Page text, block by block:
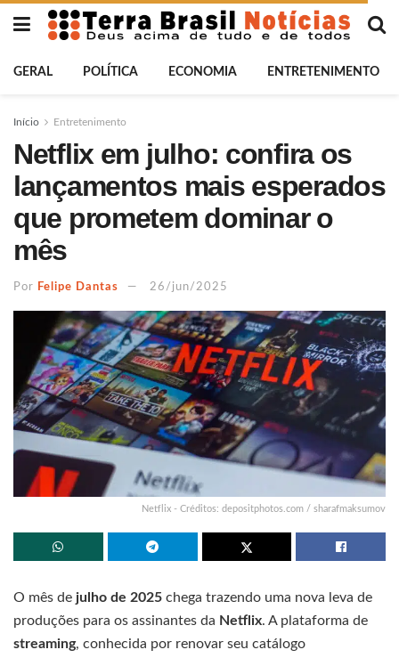
GERAL POLÍTICA ECONOMIA ENTRETENIMENTO
Início Entretenimento
Netflix em julho: confira os
lançamentos mais esperados
que prometem dominar o
mês
Por Felipe Dantas 26/jun/2025
Netflix - Créditos: depositphotos.com / sharafmaksumov
O mês de julho de 2025 chega trazendo uma nova leva de
produções para os assinantes da Netflix. A plataforma de
streaming, conhecida por renovar seu catálogo